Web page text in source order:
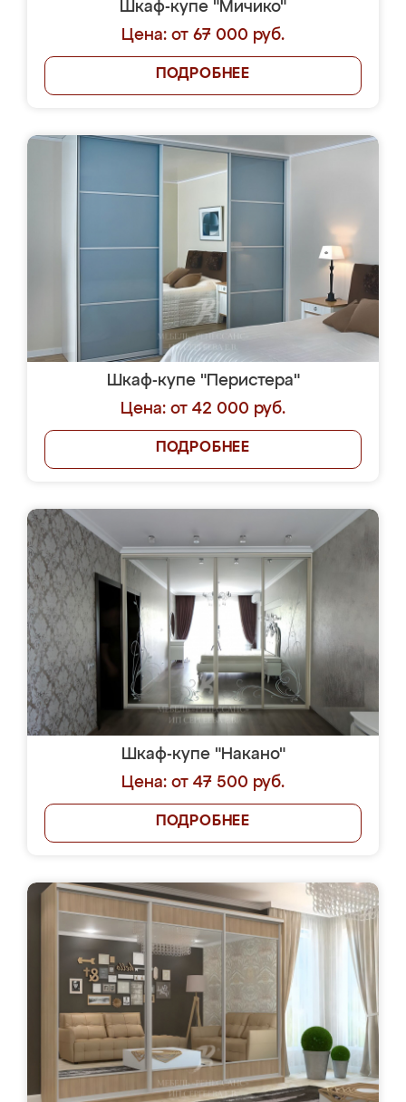
Шкаф-купе "Мичико"
Цена: от 67 000 руб.
ПОДРОБНЕЕ
Шкаф-купе "Перистера"
Цена: от 42 000 руб.
ПОДРОБНЕЕ
Шкаф-купе "Накано"
Цена: от 47 500 руб.
ПОДРОБНЕЕ